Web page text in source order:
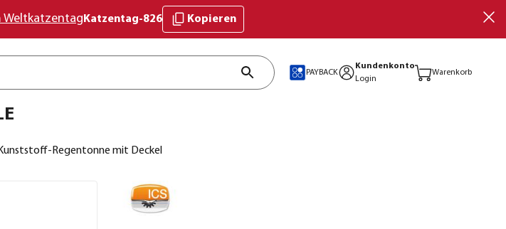
Weltkatzentag Katzentag-826 Kopieren
PAYBACK
Kundenkonto
Login
Warenkorb
Kunststoff-Regentonne mit Deckel